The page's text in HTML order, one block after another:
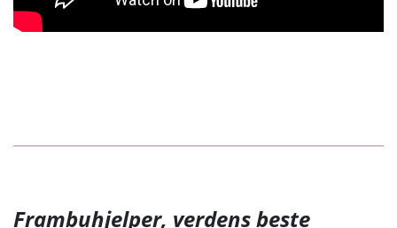
Frambuhjelper, verdens beste